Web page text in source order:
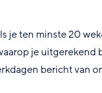
je ten minste 20
je uitgerekend
bericht van